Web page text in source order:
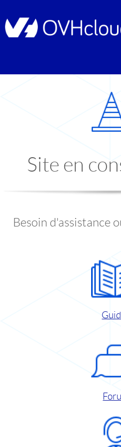
Site en
Besoin d'assistance